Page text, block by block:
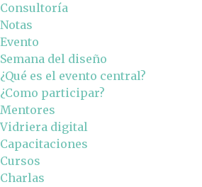
Consultoría
Notas
Evento
Semana del diseño
¿Qué es el evento central?
¿Como participar?
Mentores
Vidriera digital
Capacitaciones
Cursos
Charlas